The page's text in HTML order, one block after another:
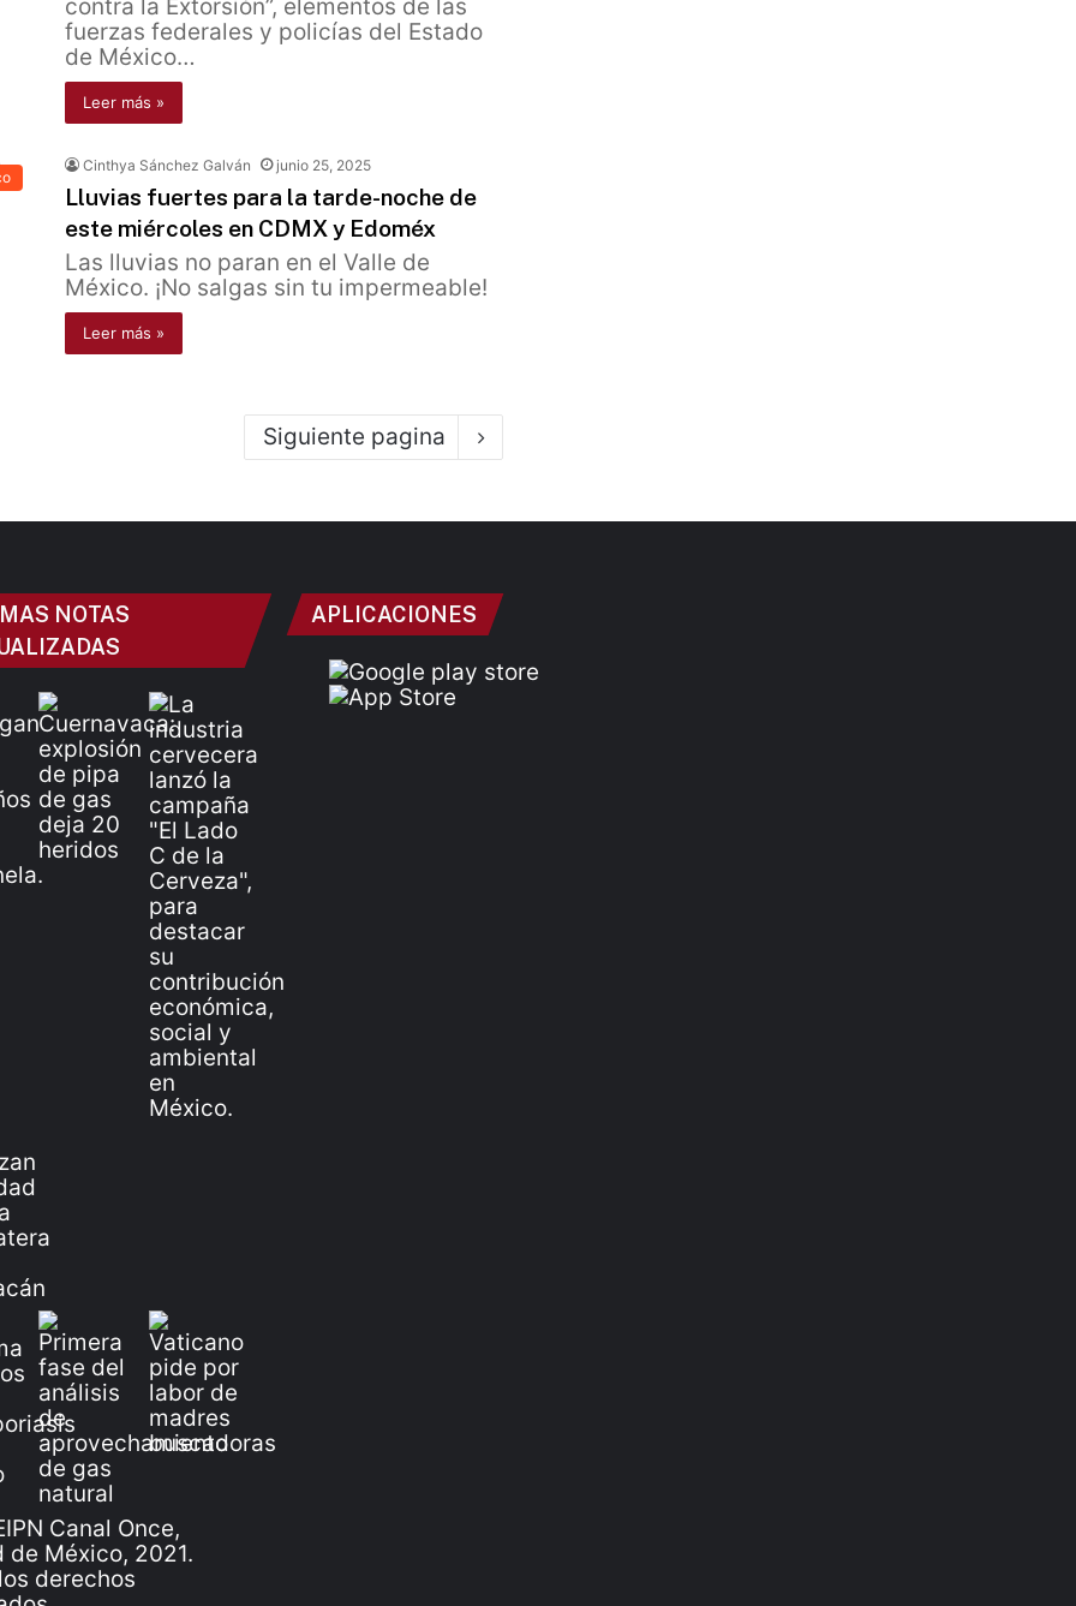
contra la Extorsión”, elementos de las
fuerzas federales y policías del Estado
de México…
Leer más »
Cinthya Sánchez Galván junio 25, 2025
Lluvias fuertes para la tarde-noche de
este miércoles en CDMX y Edoméx
Las lluvias no paran en el Valle de
México. ¡No salgas sin tu impermeable!
Leer más »
Siguiente pagina
NOTAS
Canal Once,
de México, 2021.
derechos
APLICACIONES